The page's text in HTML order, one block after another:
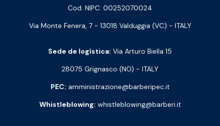
Cod. NIPC: 00252070024
Via Monte Fenera, 7 - 13018 Valduggia (VC) - ITALY
Sede de logística: Via Arturo Biella 15
28075 Grignasco (NO) - ITALY
PEC: amministrazione@barberipec.it
Whistleblowing: whistleblowing@barberi.it